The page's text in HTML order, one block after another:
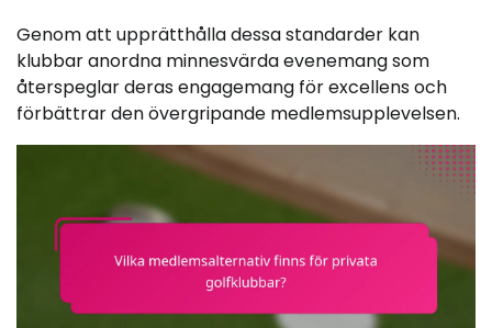
Genom att upprätthålla dessa standarder kan
klubbar anordna minnesvärda evenemang som
återspeglar deras engagemang för excellens och
förbättrar den övergripande medlemsupplevelsen.